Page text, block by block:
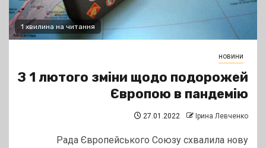
1 хвилина на читання
новини
З 1 лютого зміни щодо подорожей
Європою в пандемію
27.01.2022 Ірина Левченко
Рада Європейського Союзу схвалила нову